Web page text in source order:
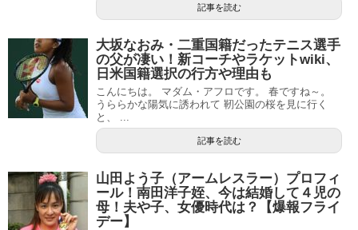
記事を読む
大坂なおみ・二重国籍だったテニス選手
の父が凄い！新コーチやラケットwiki、
日米国籍選択の行方や理由も
こんにちは。 マダム・アフロです。 春ですね～。
うららかな陽気に誘われて 靭公園の桜を見に行く
と、 ...
記事を読む
山田よう子（アームレスラー）プロフィ
ール！南田洋子姪、今は結婚して４児の
母！夫や子、女優時代は？【爆報フライ
デー】